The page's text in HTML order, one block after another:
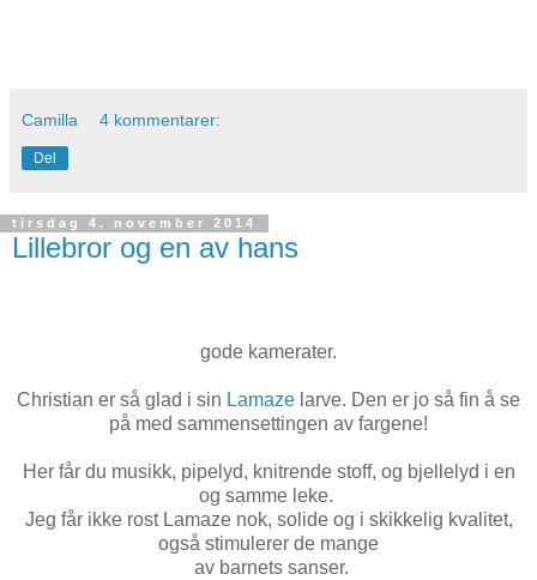
Camilla 4 kommentarer:
Del
tirsdag 4. november 2014
Lillebror og en av hans
gode kamerater.
Christian er så glad i sin Lamaze larve. Den er jo så fin å se
på med sammensettingen av fargene!
Her får du musikk, pipelyd, knitrende stoff, og bjellelyd i en
og samme leke.
Jeg får ikke rost Lamaze nok, solide og i skikkelig kvalitet,
også stimulerer de mange
av barnets sanser.